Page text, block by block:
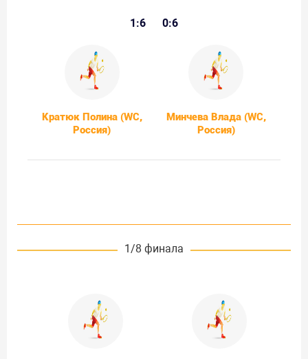
1:6 0:6
Кратюк Полина (WC,
Россия)
Минчева Влада (WC,
Россия)
1/8 финала